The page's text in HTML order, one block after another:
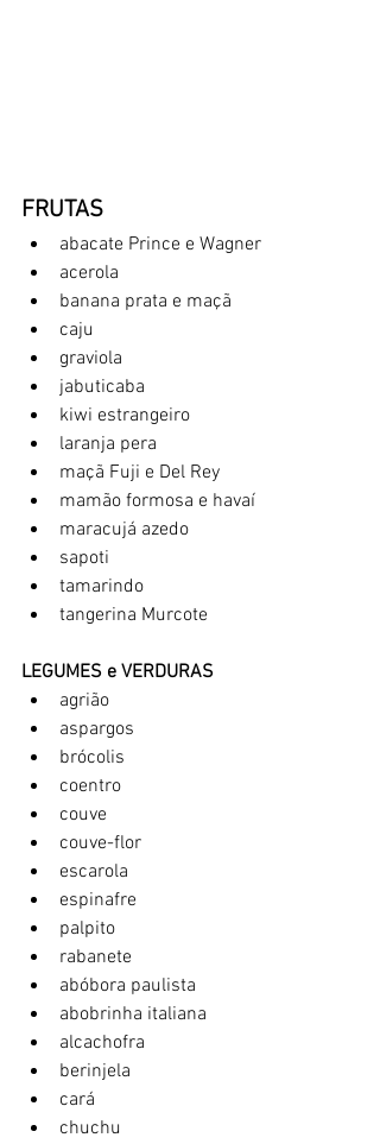
FRUTAS
abacate Prince e Wagner
acerola
banana prata e maçã
caju
graviola
jabuticaba
kiwi estrangeiro
laranja pera
maçã Fuji e Del Rey
mamão formosa e havaí
maracujá azedo
sapoti
tamarindo
tangerina Murcote
LEGUMES e VERDURAS
agrião
aspargos
brócolis
coentro
couve
couve-flor
escarola
espinafre
palpito
rabanete
abóbora paulista
abobrinha italiana
alcachofra
berinjela
cará
chuchu